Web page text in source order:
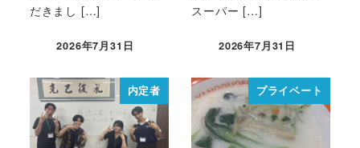
だきまし […]
2026年7月31日
スーパー […]
2026年7月31日
内定者 プライベート